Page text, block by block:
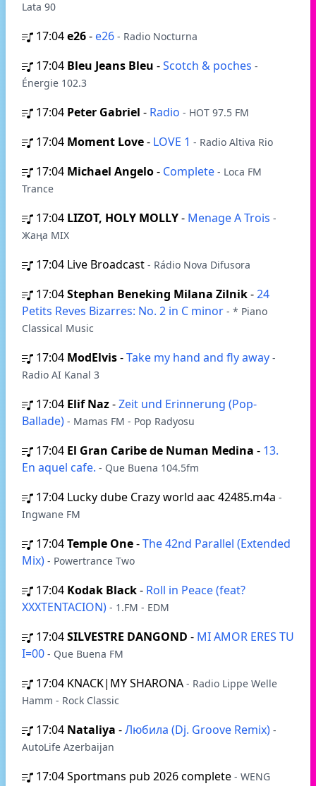
Lata 90
17:04e26- e26 - Radio Nocturna
17:04 Bleu Jeans Bleu -Scotch & poches -
Énergie 102.3
17:04 Peter Gabriel - Radio - HOT 97.5 FM
17:04 Moment Love- LOVE 1 - Radio Altiva Rio
17:04 Michael Angelo- Complete - Loca FM
Trance
17:04 LIZOT, HOLY MOLLY- Menage A Trois -
Жаңа MIX
17:04 Live Broadcast - Rádio Nova Difusora
17:04Stephan Beneking Milana Zilnik-24
Petits Reves Bizarres: No. 2 in C minor - * Piano
Classical Music
17:04 ModElvis-Take my hand and fly away -
Radio AI Kanal 3
17:04 Elif Naz-Zeit und Erinnerung (Pop-
Ballade) - Mamas FM - Pop Radyosu
17:04 El Gran Caribe de Numan Medina - 13.
En aquel cafe. - Que Buena 104.5fm
17:04 Lucky dube Crazy world aac 42485.m4a -
Ingwane FM
17:04Temple One-The 42nd Parallel (Extended
Mix) - Powertrance Two
17:04 Kodak Black- Roll in Peace (feat?
XXXTENTACION) - 1.FM - EDM
17:04SILVESTRE DANGOND - MI AMOR ERES TU
I=00 - Que Buena FM
17:04 KNACK|MY SHARONA - Radio Lippe Welle
Hamm - Rock Classic
17:04 Nataliya -Любила (Dj. Groove Remix) -
AutoLife Azerbaijan
17:04Sportmans pub 2026 complete - WENG